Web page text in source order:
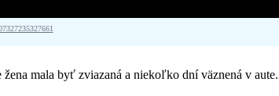
mala byť zviazaná a niekoľko dní väznená v